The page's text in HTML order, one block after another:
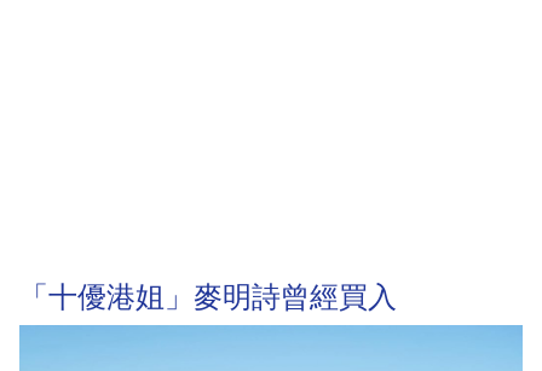
「十優港姐」麥明詩曾經買入